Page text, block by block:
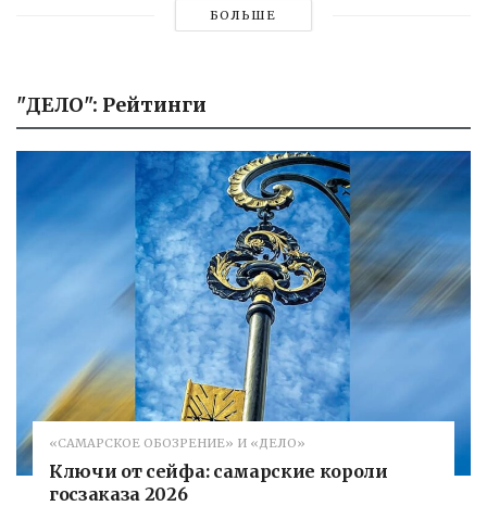
БОЛЬШЕ
"ДЕЛО": Рейтинги
«САМАРСКОЕ ОБОЗРЕНИЕ» И «ДЕЛО»
Ключи от сейфа: самарские короли
госзаказа 2026